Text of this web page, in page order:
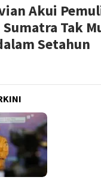
Akui
Sumatra Tak
Setahun